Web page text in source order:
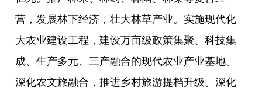
营，发展林下经济，壮大林草产业。实施现代化
大农业建设工程，建设万亩级政策集聚、科技集
成、生产多元、三产融合的现代农业产业基地。
深化农文旅融合，推进乡村旅游提档升级。深化